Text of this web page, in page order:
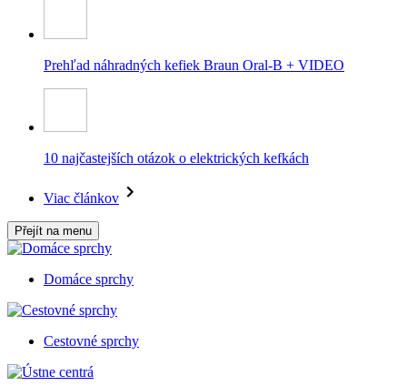
Prehľad náhradných kefiek Braun Oral-B + VIDEO
10 najčastejších otázok o elektrických kefkách
Viac článkov
Přejít na menu
Domáce sprchy
Cestovné sprchy